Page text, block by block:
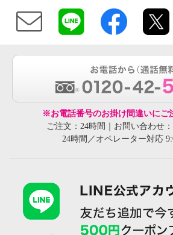
※お電話番号のお掛け間違いにご
ご注文：24時間｜お問い合わせ
24時間／オペレーター対応